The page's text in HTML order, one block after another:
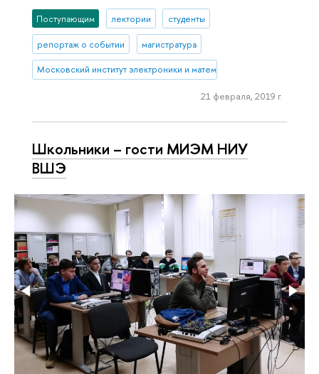
Поступающим лектории студенты
репортаж о событии магистратура
Московский институт электроники и математики им. А.Н. Тихонова
21 февраля, 2019 г.
Школьники – гости МИЭМ НИУ
ВШЭ